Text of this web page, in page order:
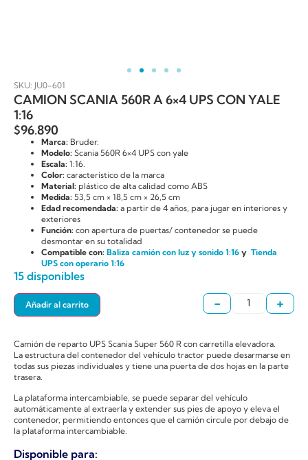
SKU: JU0-601
CAMION SCANIA 560R A 6×4 UPS CON YALE
1:16
$96.890
Marca: Bruder.
Modelo: Scania 560R 6×4 UPS con yale
Escala: 1:16.
Color: característico de la marca
Material: plástico de alta calidad como ABS
Medida: 53,5 cm × 18,5 cm × 26,5 cm
Edad recomendada: a partir de 4 años, para jugar en interiores y
exteriores
Función: con apertura de puertas/ contenedor se puede
desmontar en su totalidad
Compatible con: Baliza camión con luz y sonido 1:16 y Tienda
UPS con operario 1:16
15 disponibles
- +
Añadir al carrito
Camión de reparto UPS Scania Super 560 R con carretilla elevadora.
La estructura del contenedor del vehículo tractor puede desarmarse en
todas sus piezas individuales y tiene una puerta de dos hojas en la parte
trasera.
La plataforma intercambiable, se puede separar del vehículo
automáticamente al extraerla y extender sus pies de apoyo y eleva el
contenedor, permitiendo entonces que el camión circule por debajo de
la plataforma intercambiable.
Disponible para: